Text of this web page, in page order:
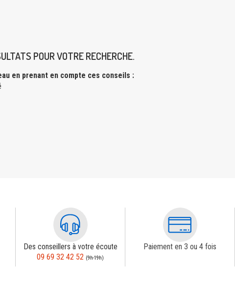
POUR VOTRE RECHERCHE.
en prenant en compte ces conseils :
Des conseillers à votre écoute
09 69 32 42 52 (9h-19h)
Paiement en 3 ou 4 fois